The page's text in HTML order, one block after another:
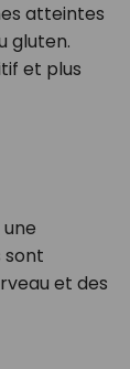
atteintes
gluten.
et plus
sont
et des